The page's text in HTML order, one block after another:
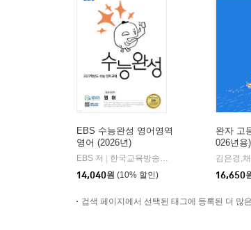
EBS 수능완성 영어영역
영어 (2026년)
EBS 저
한국교육방송공사
14,040원 (10% 할인)
완자 고
026년용)
16,650
검색 페이지에서 선택된 태그에 등록된 더 많